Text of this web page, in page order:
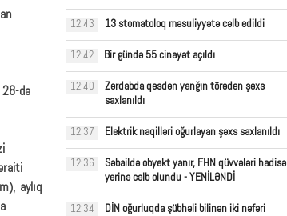
də
aylıq
12:43 13 stomatoloq məsuliyyətə cəlb edildi
12:42 Bir gündə 55 cinayət açıldı
12:40
Zərdabda qəsdən yanğın törədən şəxs
saxlanıldı
12:37 Elektrik naqilləri oğurlayan şəxs saxlanıldı
12:36
Səbaildə obyekt yanır, FHN qüvvələri hadisə
yerinə cəlb olundu - YENİLƏNDİ
12:34
DİN oğurluqda şübhəli bilinən iki nəfəri